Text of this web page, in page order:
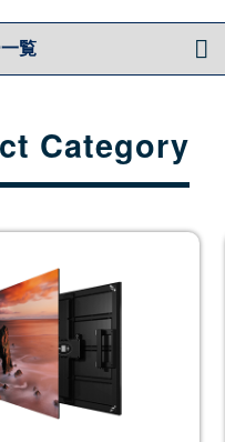
Category